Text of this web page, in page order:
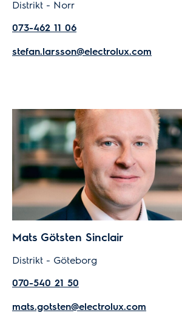
Distrikt - Norr
073-462 11 06
stefan.larsson@electrolux.com
Mats Götsten Sinclair
Distrikt - Göteborg
070-540 21 50
mats.gotsten@electrolux.com